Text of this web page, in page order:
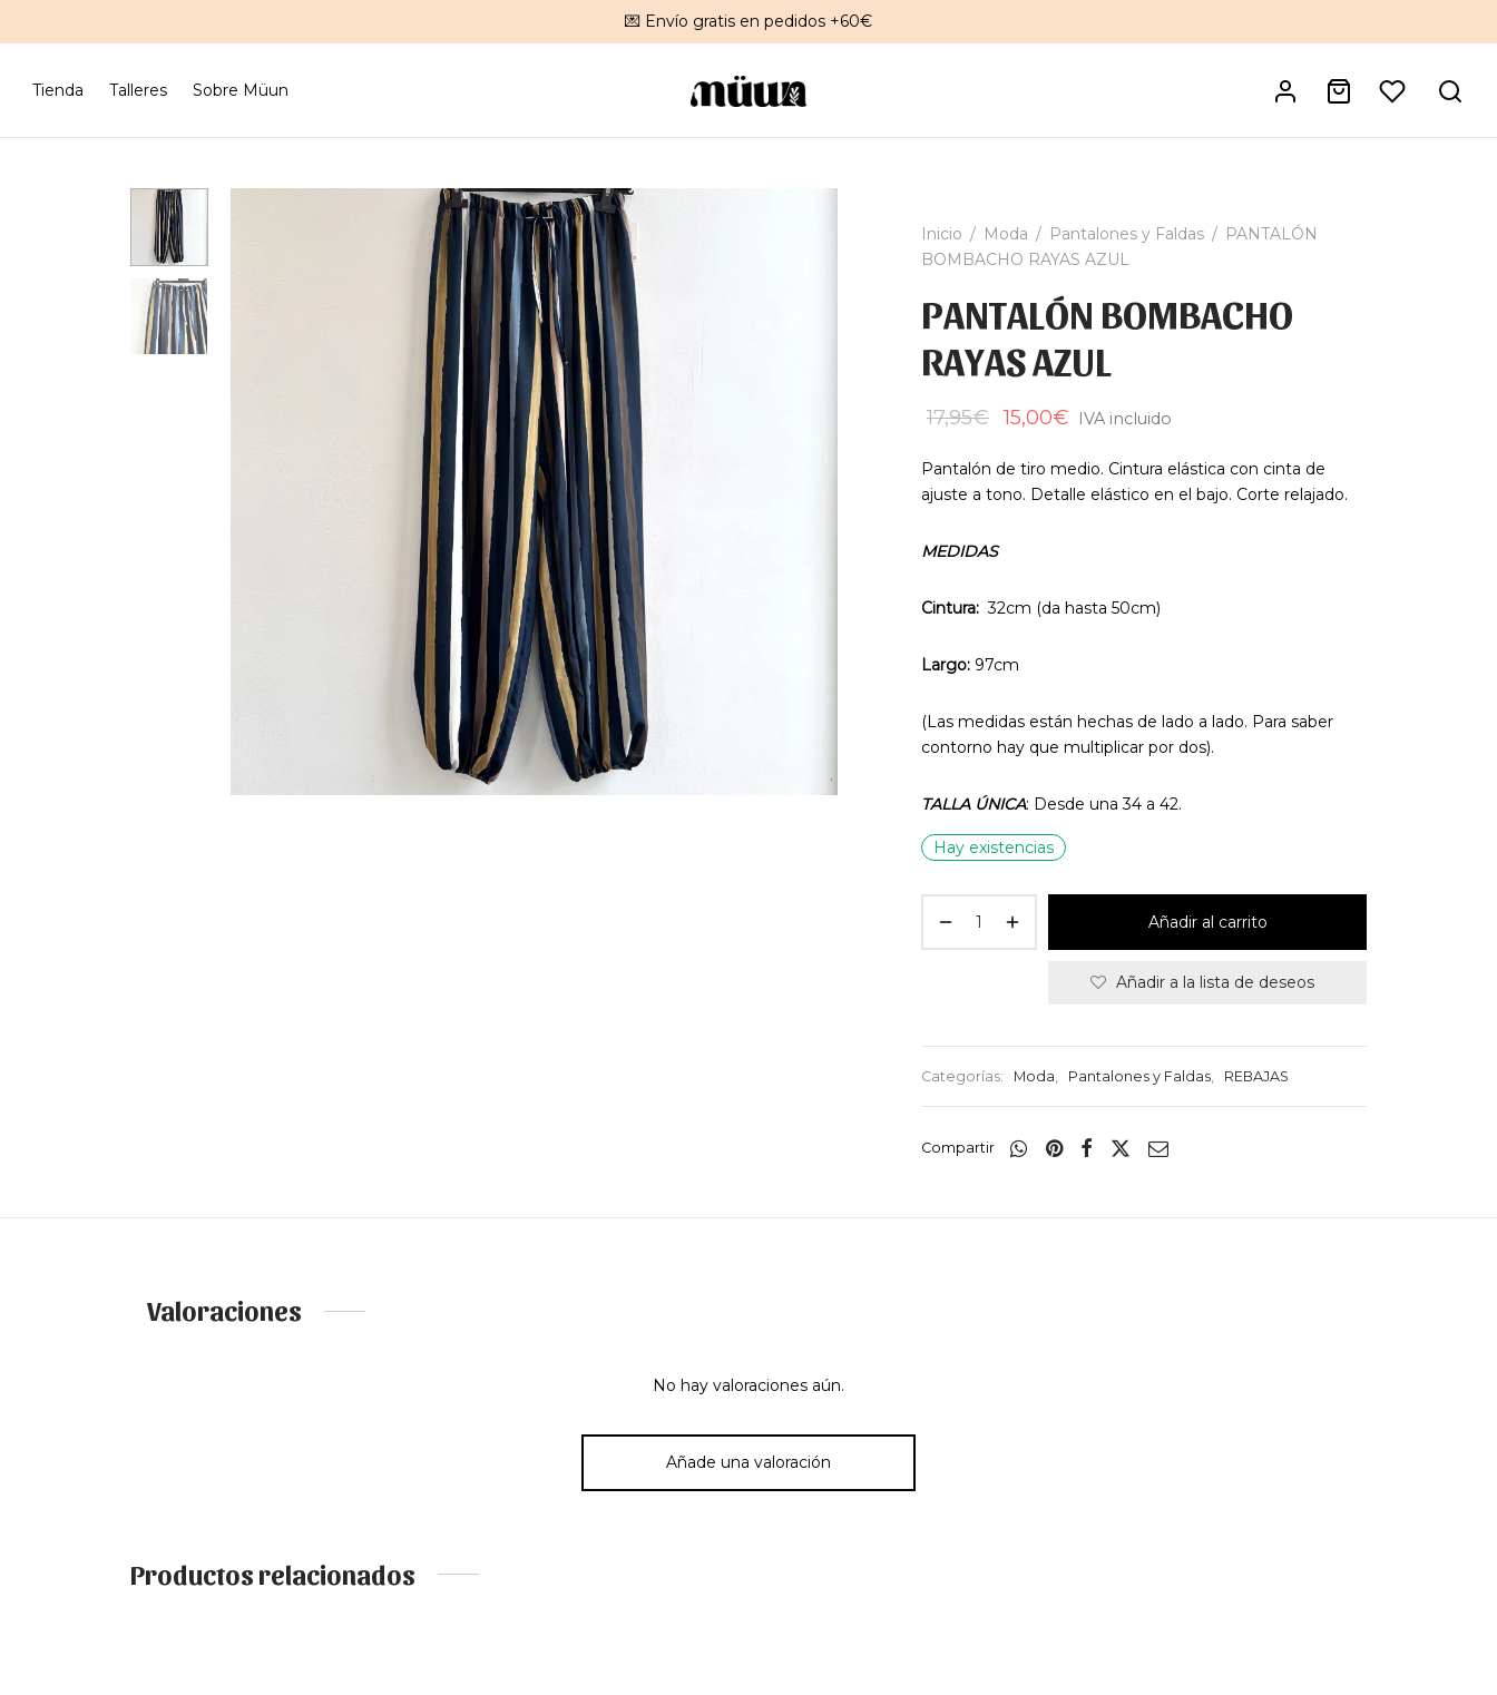
💌 Envío gratis en pedidos +60€
Tienda Talleres Sobre Müun
Inicio / Moda / Pantalones y Faldas / PANTALÓN
BOMBACHO RAYAS AZUL
PANTALÓN BOMBACHO
RAYAS AZUL
17,95€ El
original
17,95€.
15,00€ El
actual
IVA incluido
Pantalón de tiro medio. Cintura elástica con cinta de
ajuste a tono. Detalle elástico en el bajo. Corte relajado.
MEDIDAS
Cintura: 32cm (da hasta 50cm)
Largo: 97cm
(Las medidas están hechas de lado a lado. Para saber
contorno hay que multiplicar por dos).
TALLA ÚNICA: Desde una 34 a 42.
Hay existencias
Añadir al carrito
Añadir a la lista de deseos
Categorías: Moda, Pantalones y Faldas, REBAJAS
Compartir
Valoraciones
No hay valoraciones aún.
Añade una valoración
Productos relacionados